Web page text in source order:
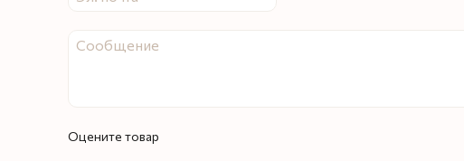
Оцените товар